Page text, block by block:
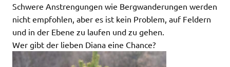
Schwere Anstrengungen wie Bergwanderungen werden
nicht empfohlen, aber es ist kein Problem, auf Feldern
und in der Ebene zu laufen und zu gehen.
Wer gibt der lieben Diana eine Chance?